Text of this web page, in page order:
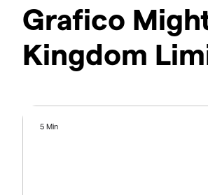
Grafico
Kingdom
5 Min